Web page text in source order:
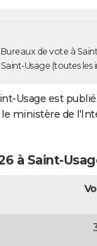
Bureaux de vote à
Saint-Usage (toutes les
Usage est
ministère de
à Saint-